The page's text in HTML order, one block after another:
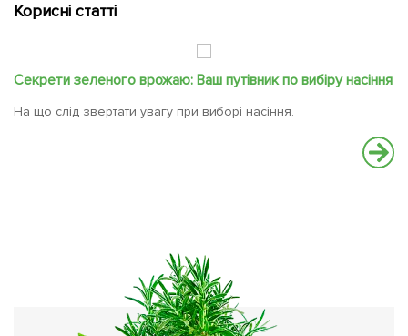
Корисні статті
Секрети зеленого врожаю: Ваш путівник по вибіру насіння
На що слід звертати увагу при виборі насіння.